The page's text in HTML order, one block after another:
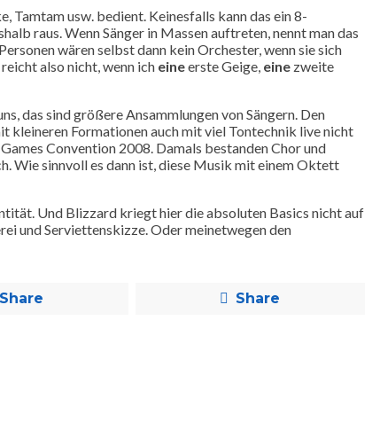
Tamtam usw. bedient. Keinesfalls kann das ein 8-
raus. Wenn Sänger in Massen auftreten, nennt man das
wären selbst dann kein Orchester, wenn sie sich
also nicht, wenn ich eineerste Geige, eine zweite
das sind größere Ansammlungen von Sängern. Den
kleineren Formationen auch mit viel Tontechnik live nicht
Convention 2008. Damals bestanden Chor und
Wie sinnvoll es dann ist, diese Musik mit einem Oktett
Und Blizzard kriegt hier die absoluten Basics nicht auf
und Serviettenskizze. Oder meinetwegen den
Share Share